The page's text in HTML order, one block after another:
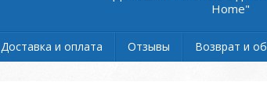
Home"
Доставка и оплата Отзывы Возврат и